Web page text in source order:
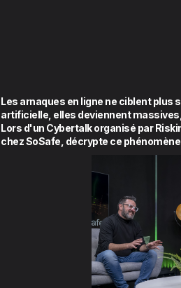
Les arnaques en ligne ne ciblent
artificielle, elles deviennent
Lors d'un Cybertalk organisé par
chez SoSafe, décrypte ce